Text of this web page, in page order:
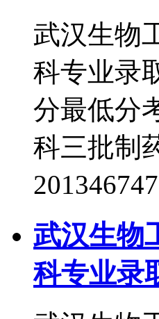
武汉生物
科专业录
分最低分
科三批制
武汉生物
科专业录